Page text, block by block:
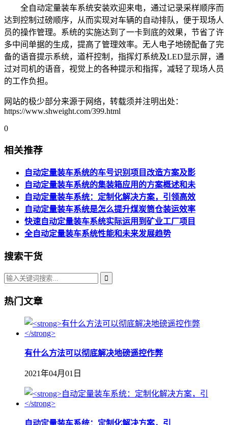
全自动定量装车系统安装欢迎来电，通过记录采样顺序而
达到控制过磅顺序，从而实现对车辆的自动排队，便于现场人
员的操作管理。系统的实施达到了一卡到底的效果，节省了许
多中间单据的生成，提高了管理效率。无人电子地磅配备了完
备的语音提示系统，道杆控制，指挥灯系统及LED显示屏，通
过对司机的语音，视觉上的各种提示和指挥，减轻了现场人员
的工作负担。
网站的极少部分来源于网络，转载须并注明出处：
https://www.shweight.com/399.html
0
相关推荐
自动定量装车系统的车号识别项目改造方案及影
自动定量装车系统的集装箱应用的方案概述和未
自动定量装车系统：定制化解决方案，引领高效
自动定量装车系统是怎么提升煤炭筒仓装运效率
快速自动定量装车系统实际运用到矿业工厂项目
全自动定量装车系统性能和未来发展趋势
搜索干货
热门文章
有什么方法可以彻底解决地磅遥控作弊
2021年04月01日
自动定量装车系统：定制化解决方案，引